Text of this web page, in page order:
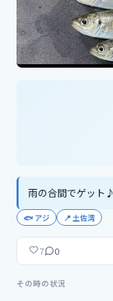
雨の合間でゲット♪
🐟アジ 📍 土佐湾
7 0
その時の状況